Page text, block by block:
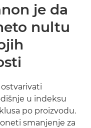
je da
nultu
u indeksu
po proizvodu.
smanjenje za